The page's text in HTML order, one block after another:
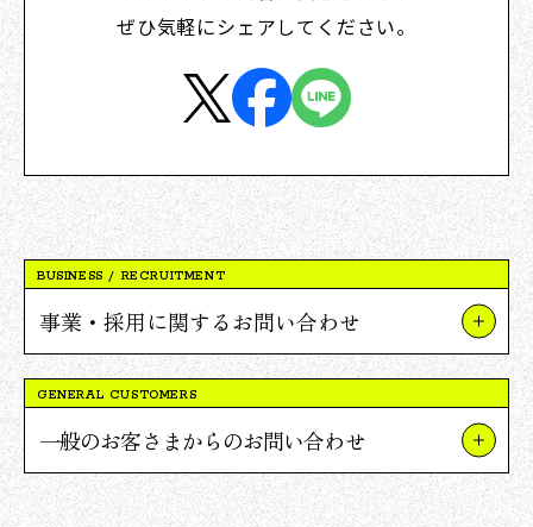
ぜひ気軽にシェアしてください。
BUSINESS / RECRUITMENT
事業・採用に関するお問い合わせ
事業やプロジェクトについて
報道関連・ご取材等について
GENERAL CUSTOMERS
一般のお客さまからのお問い合わせ
TSUTAYAについて